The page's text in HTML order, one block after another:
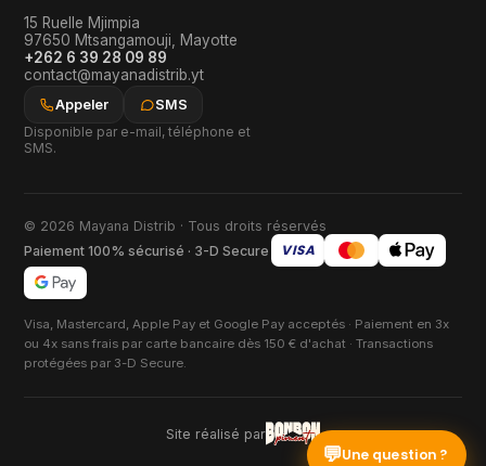
15 Ruelle Mjimpia
97650 Mtsangamouji
Mayotte
+262 6 39 28 09 89
contact@mayanadistrib.yt
Appeler
SMS
Disponible par e-mail, téléphone et
SMS.
© 2026 Mayana Distrib · Tous droits réservés
Paiement 100% sécurisé · 3-D Secure
VISA
Visa, Mastercard, Apple Pay et Google Pay acceptés · Paiement en 3x
ou 4x sans frais par carte bancaire dès 150 € d'achat · Transactions
protégées par 3-D Secure.
Site réalisé par
💬Une question ?